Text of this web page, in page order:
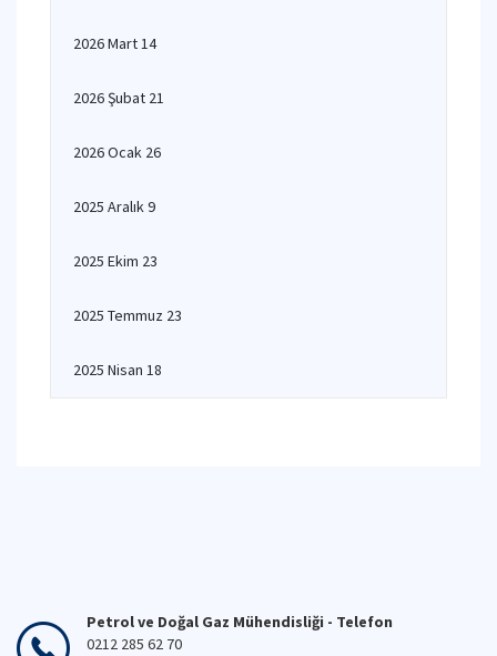
2026 Mart 14
2026 Şubat 21
2026 Ocak 26
2025 Aralık 9
2025 Ekim 23
2025 Temmuz 23
2025 Nisan 18
Petrol ve Doğal Gaz Mühendisliği - Telefon
0212 285 62 70